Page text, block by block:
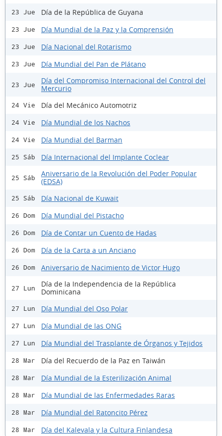
23 Jue Día de la República de Guyana
23 Jue Día Mundial de la Paz y la Comprensión
23 Jue Día Nacional del Rotarismo
23 Jue Día Mundial del Pan de Plátano
23 Jue
Día del Compromiso Internacional del Control del
Mercurio
24 Vie Día del Mecánico Automotriz
24 Vie Día Mundial de los Nachos
24 Vie Día Mundial del Barman
25 Sáb Día Internacional del Implante Coclear
25 Sáb
Aniversario de la Revolución del Poder Popular
(EDSA)
25 Sáb Día Nacional de Kuwait
26 Dom Día Mundial del Pistacho
26 Dom Día de Contar un Cuento de Hadas
26 Dom Día de la Carta a un Anciano
26 Dom Aniversario de Nacimiento de Victor Hugo
27 Lun
Día de la Independencia de la República
Dominicana
27 Lun Día Mundial del Oso Polar
27 Lun Día Mundial de las ONG
27 Lun Día Mundial del Trasplante de Órganos y Tejidos
28 Mar Día del Recuerdo de la Paz en Taiwán
28 Mar Día Mundial de la Esterilización Animal
28 Mar Día Mundial de las Enfermedades Raras
28 Mar Día Mundial del Ratoncito Pérez
28 Mar Día del Kalevala y la Cultura Finlandesa